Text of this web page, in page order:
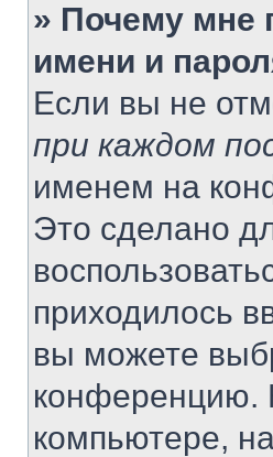
» Почему мне
имени и
Если вы не
при каждом
именем на
Это сделано
приходилось
вы можете
конференцию.
компьютере,